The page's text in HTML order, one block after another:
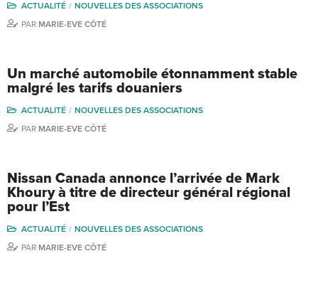
ACTUALITÉ
NOUVELLES DES ASSOCIATIONS
PAR MARIE-EVE CÔTÉ
Un marché automobile étonnamment stable
malgré les tarifs douaniers
ACTUALITÉ
NOUVELLES DES ASSOCIATIONS
PAR MARIE-EVE CÔTÉ
Nissan Canada annonce l’arrivée de Mark
Khoury à titre de directeur général régional
pour l’Est
ACTUALITÉ
NOUVELLES DES ASSOCIATIONS
PAR MARIE-EVE CÔTÉ